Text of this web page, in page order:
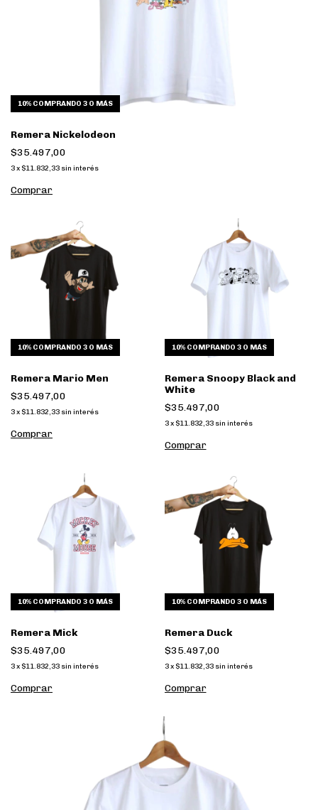
10% COMPRANDO 3 O MÁS
Remera Nickelodeon
$35.497,00
3x $11.832,33 sin interés
Comprar
10% COMPRANDO 3 O MÁS
Remera Mario Men
$35.497,00
3x $11.832,33 sin interés
Comprar
10% COMPRANDO 3 O MÁS
Remera Snoopy Black and
White
$35.497,00
3 x $11.832,33 sin interés
Comprar
10% COMPRANDO 3 O MÁS
Remera Mick
$35.497,00
3x $11.832,33 sin interés
Comprar
10% COMPRANDO 3 O MÁS
Remera Duck
$35.497,00
3 x $11.832,33 sin interés
Comprar